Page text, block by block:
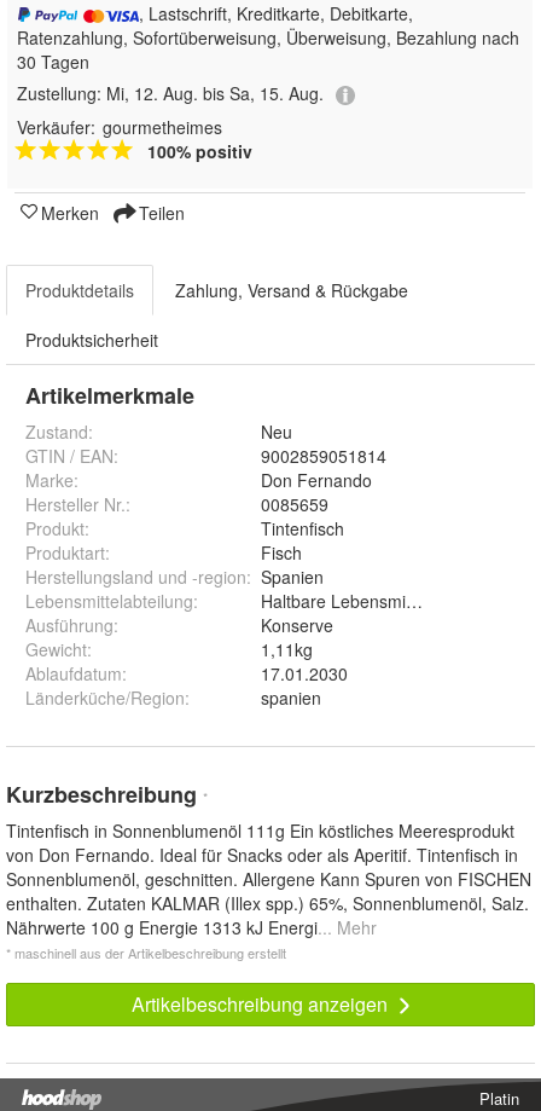
, Lastschrift, Kreditkarte, Debitkarte,
Ratenzahlung, Sofortüberweisung, Überweisung, Bezahlung nach
30 Tagen
Zustellung: Mi, 12. Aug. bis Sa, 15. Aug.
Verkäufer: gourmetheimes
100% positiv
Merken Teilen
Produktdetails Zahlung, Versand & Rückgabe
Produktsicherheit
Artikelmerkmale
Zustand:
Neu
GTIN / EAN:
9002859051814
Marke:
Don Fernando
Hersteller Nr.:
0085659
Produkt:
Tintenfisch
Produktart:
Fisch
Herstellungsland und -region: Spanien
Lebensmittelabteilung:
Haltbare Lebensmittel
Ausführung:
Konserve
Gewicht:
1,11kg
Ablaufdatum:
17.01.2030
Länderküche/Region: spanien
Kurzbeschreibung *
Tintenfisch in Sonnenblumenöl 111g Ein köstliches Meeresprodukt
von Don Fernando. Ideal für Snacks oder als Aperitif. Tintenfisch in
Sonnenblumenöl, geschnitten. Allergene Kann Spuren von FISCHEN
enthalten. Zutaten KALMAR (Illex spp.) 65%, Sonnenblumenöl, Salz.
Nährwerte 100 g Energie 1313 kJ Energi... Mehr
* maschinell aus der Artikelbeschreibung erstellt
Artikelbeschreibung anzeigen
Platin